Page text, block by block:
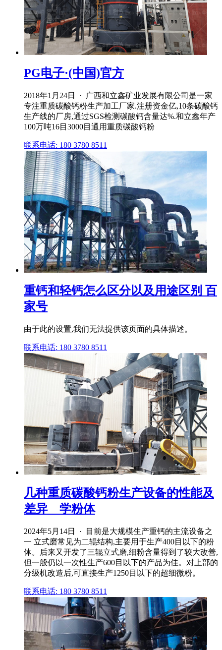
PG电子·(中国)官方
2018年1月24日 · 广西和立鑫矿业发展有限公司是一家
专注重质碳酸钙粉生产加工厂家.注册资金亿,10条碳酸钙
生产线的厂房,通过SGS检测碳酸钙含量达%.和立鑫年产
100万吨16目3000目通用重质碳酸钙粉
联系电话: 180 3780 8511
重钙和轻钙怎么区分以及用途区别 百
家号
由于此的设置,我们无法提供该页面的具体描述。
联系电话: 180 3780 8511
几种重质碳酸钙粉生产设备的性能及
差异 _ 学粉体
2024年5月14日 · 目前是大规模生产重钙的主流设备之
一 立式磨常见为二辊结构,主要用于生产400目以下的粉
体。后来又开发了三辊立式磨,细粉含量得到了较大改善,
但一般仍以一次性生产600目以下的产品为佳。对上部的
分级机改造后,可直接生产1250目以下的超细微粉。
联系电话: 180 3780 8511